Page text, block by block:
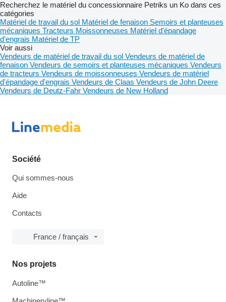
Recherchez le matériel du concessionnaire Petriks un Ko dans ces
catégories
Matériel de travail du sol Matériel de fenaison Semoirs et planteuses
mécaniques Tracteurs Moissonneuses Matériel d'épandage
d'engrais Matériel de TP
Voir aussi
Vendeurs de matériel de travail du sol Vendeurs de matériel de
fenaison Vendeurs de semoirs et planteuses mécaniques Vendeurs
de tracteurs Vendeurs de moissonneuses Vendeurs de matériel
d'épandage d'engrais Vendeurs de Claas Vendeurs de John Deere
Vendeurs de Deutz-Fahr Vendeurs de New Holland
Société
Qui sommes-nous
Aide
Contacts
France / français
Nos projets
Autoline™